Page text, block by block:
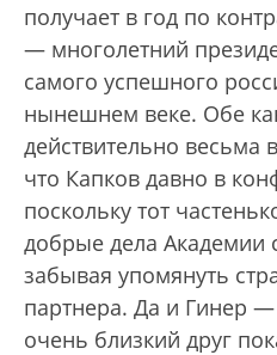
получает в год по
— многолетний
самого успешного
нынешнем веке. Обе
действительно весьма
что Капков давно в
поскольку тот
добрые дела Академии
забывая упомянуть
партнера. Да и Гинер
очень близкий друг